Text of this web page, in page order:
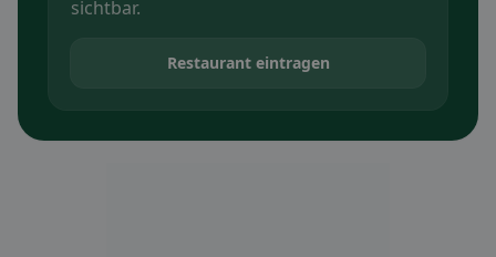
sichtbar.
Restaurant eintragen